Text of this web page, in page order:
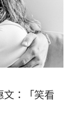
文：「笑看